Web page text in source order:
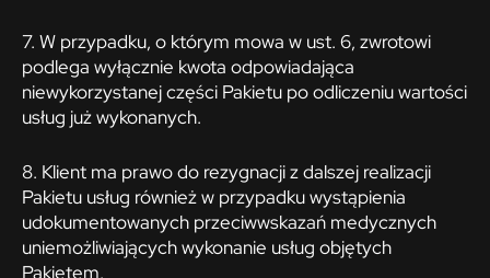
7. W przypadku, o którym mowa w ust. 6, zwrotowi
podlega wyłącznie kwota odpowiadająca
niewykorzystanej części Pakietu po odliczeniu wartości
usług już wykonanych.
8. Klient ma prawo do rezygnacji z dalszej realizacji
Pakietu usług również w przypadku wystąpienia
udokumentowanych przeciwwskazań medycznych
uniemożliwiających wykonanie usług objętych
Pakietem.